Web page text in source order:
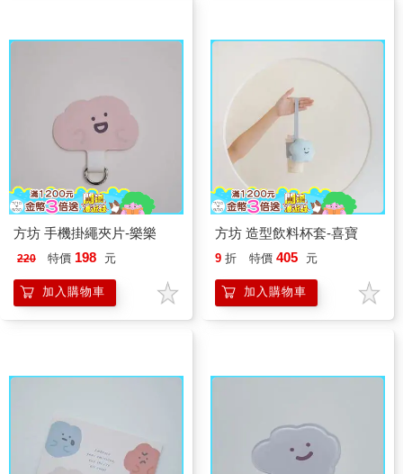
方坊 手機掛繩夾片-樂樂
220 特價 198 元
加入購物車
方坊 造型飲料杯套-喜寶
9 折 特價 405 元
加入購物車